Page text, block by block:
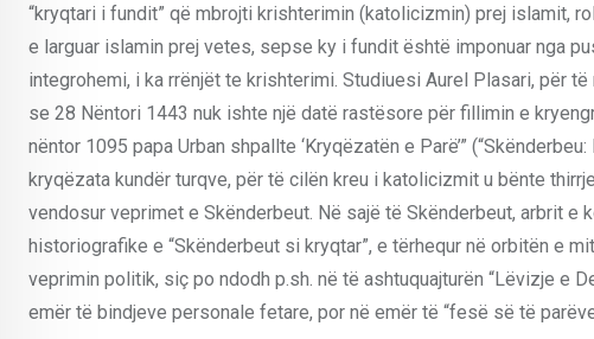
“kryqtari i fundit” që mbrojti krishterimin (katolicizmin) prej islamit,
e larguar islamin prej vetes, sepse ky i fundit është imponuar nga
integrohemi, i ka rrënjët te krishterimi. Studiuesi Aurel Plasari, për
se 28 Nëntori 1443 nuk ishte një datë rastësore për fillimin e
nëntor 1095 papa Urban shpallte ‘Kryqëzatën e Parë’”
kryqëzata kundër turqve, për të cilën kreu i katolicizmit u bënte
vendosur veprimet e Skënderbeut. Në sajë të Skënderbeut, arbrit e
historiografike e “Skënderbeut si kryqtar”, e tërhequr në orbitën e
veprimin politik, siç po ndodh p.sh. në të ashtuquajturën “Lëvizje e
emër të bindjeve personale fetare, por në emër të “fesë së të